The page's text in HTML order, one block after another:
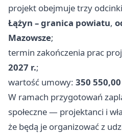
projekt obejmuje trzy
Łążyn – granica powiatu,
Mazowsze;
termin zakończenia prac
2027 r.;
wartość umowy: 350 550,00
W ramach przygotowań
społeczne — projektanci i
że będą je organizować z